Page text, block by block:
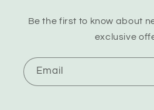
Be the first to know about
exclusive
Email